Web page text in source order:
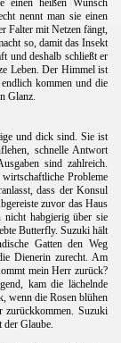
nennt man sie einen
Falter mit Netzen fängt,
so, damit das Insekt
und deshalb schließt er
Leben. Der Himmel ist
kommen und die
Glanz.
und dick sind. Sie ist
schnelle Antwort
sind zahlreich.
Probleme
dass der Konsul
zuvor das Haus
nicht habgierig über sie
Butterfly. Suzuki hält
Gatten den Weg
Dienerin zurecht. Am
mein Herr zurück?
kam die lächelnde
wenn die Rosen blühen
zurückkommen. Suzuki
Glaube.